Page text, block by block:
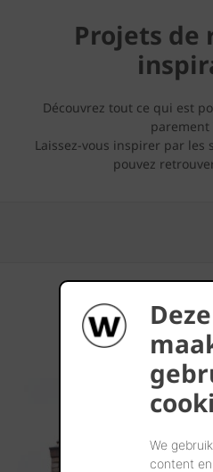
We
content
Projets de
Découvrez tout ce qui est
parement
Laissez-vous inspirer par les
pouvez
3Résultats